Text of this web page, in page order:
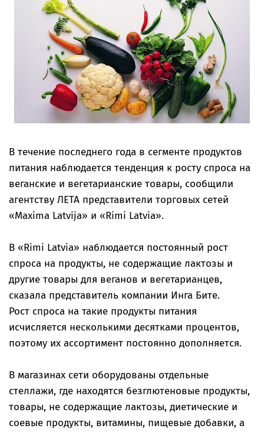
В течение последнего года в сегменте продуктов
питания наблюдается тенденция к росту спроса на
веганские и вегетарианские товары, сообщили
агентству ЛЕТА представители торговых сетей
«Maxima Latvija» и «Rimi Latvia».
В «Rimi Latvia» наблюдается постоянный рост
спроса на продукты, не содержащие лактозы и
другие товары для веганов и вегетарианцев,
сказала представитель компании Инга Бите.
Рост спроса на такие продукты питания
исчисляется несколькими десятками процентов,
поэтому их ассортимент постоянно дополняется.
В магазинах сети оборудованы отдельные
стеллажи, где находятся безглютеновые продукты,
товары, не содержащие лактозы, диетические и
соевые продукты, витамины, пищевые добавки, а